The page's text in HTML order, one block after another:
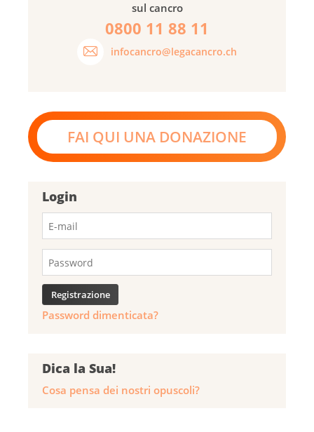
sul cancro
0800 11 88 11
infocancro@legacancro.ch
FAI QUI UNA DONAZIONE
Login
Password dimenticata?
Dica la Sua!
Cosa pensa dei nostri opuscoli?